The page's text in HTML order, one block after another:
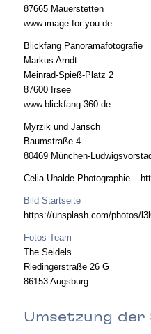
87665 Mauerstetten
www.image-for-you.de
Blickfang Panoramafotografie
Markus Arndt
Meinrad-Spieß-Platz 2
87600 Irsee
www.blickfang-360.de
Myrzik und Jarisch
Baumstraße 4
80469 München-
Celia Uhalde Photographie –
Bild Startseite
https://unsplash.com/photos/
Fotos Team
The Seidels
Riedingerstraße 26 G
86153 Augsburg
Umsetzung der